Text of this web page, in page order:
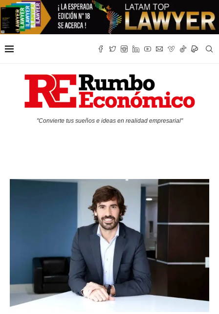
"Convierte tus sueños e ideas en realidad empresarial"